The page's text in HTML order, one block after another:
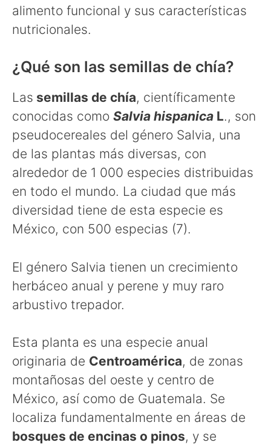
alimento funcional y sus características
nutricionales.
¿Qué son las semillas de chía?
Las semillas de chía, científicamente
conocidas como Salvia hispanica L., son
pseudocereales del género Salvia, una
de las plantas más diversas, con
alrededor de 1 000 especies distribuidas
en todo el mundo. La ciudad que más
diversidad tiene de esta especie es
México, con 500 especias (7).
El género Salvia tienen un crecimiento
herbáceo anual y perene y muy raro
arbustivo trepador.
Esta planta es una especie anual
originaria de Centroamérica, de zonas
montañosas del oeste y centro de
México, así como de Guatemala. Se
localiza fundamentalmente en áreas de
bosques de encinas o pinos, y se